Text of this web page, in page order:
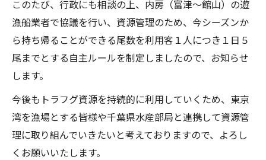
このたび、行政にも相談の上、内房（富津～館山）の遊
漁船業者で協議を行い、資源管理のため、今シーズンか
ら持ち帰ることができる尾数を利用客１人につき１日５
尾までとする自主ルールを制定しましたので、お知らせ
します。
今後もトラフグ資源を持続的に利用していくため、東京
湾を漁場とする皆様や千葉県水産部局と連携して資源管
理に取り組んでいきたいと考えておりますので、よろし
くお願いいたします。